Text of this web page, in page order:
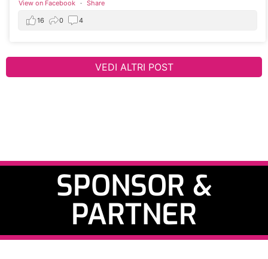
View on Facebook · Share
16 0 4
VEDI ALTRI POST
SPONSOR &
PARTNER